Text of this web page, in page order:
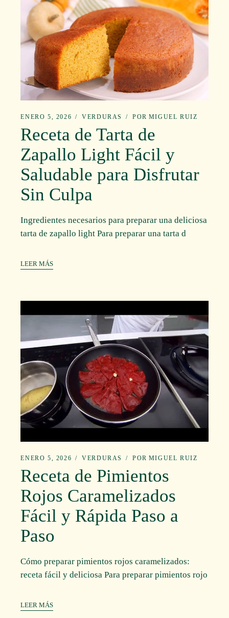
ENERO 5, 2026 VERDURAS POR MIGUEL RUIZ
Receta de Tarta de
Zapallo Light Fácil y
Saludable para Disfrutar
Sin Culpa
Ingredientes necesarios para preparar una deliciosa
tarta de zapallo light Para preparar una tarta d
LEER MÁS
ENERO 5, 2026 VERDURAS POR MIGUEL RUIZ
Receta de Pimientos
Rojos Caramelizados
Fácil y Rápida Paso a
Paso
Cómo preparar pimientos rojos caramelizados:
receta fácil y deliciosa Para preparar pimientos rojo
LEER MÁS